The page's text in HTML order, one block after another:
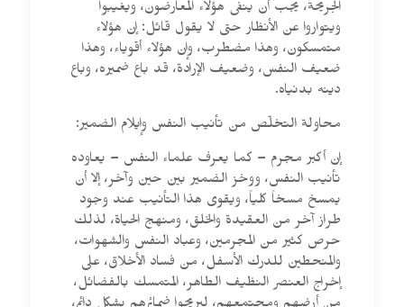
الجريحة، يجب أن ينفى هؤلاء المعارضون، ويغيبوا
ويتواروا عن الأنظار حتى لا يقول قائل: إن هؤلاء
متمسكون، وهذا مضطرب، وإن هؤلاء أقوياء، وهذا
ضعيف النفس، وضعيف الإرادة، قد باع ضميره، وباع
دينه بدنياه.
محاولة التخلّص من تأنيب النفس وإيلام الضمير:
إن أكبر مجرم – كما يعرف علماء النفس – يعاوده
تأنيب النفس، ووخز الضمير بين حين وآخر، إلا أن
يمسخ مسخاً كلياً، ويقوى هذا التأنيب عند وجود
طراز آخر من العقيدة والخلق، ومنهج الحياة، لذلك
حرص كثير من المجرمين، وعباد النفس والشهوات،
والمنحطين للدرك الأسفل، من فساد الأخلاق، على
إخراج العنصر النظيف الطاهر، المتمسك بالفضائل،